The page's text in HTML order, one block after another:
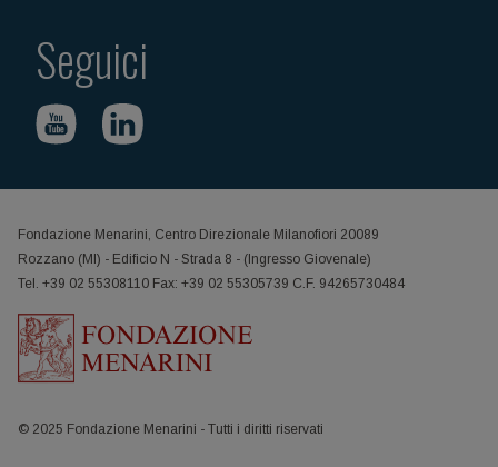
Seguici
Fondazione Menarini, Centro Direzionale Milanofiori 20089
Rozzano (MI) - Edificio N - Strada 8 - (Ingresso Giovenale)
Tel. +39 02 55308110 Fax: +39 02 55305739 C.F. 94265730484
© 2025 Fondazione Menarini - Tutti i diritti riservati